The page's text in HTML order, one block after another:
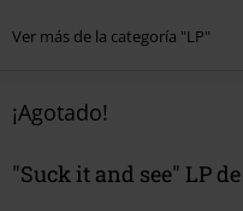
Ver más de la categoría "LP"
¡Agotado!
"Suck it and see" LP